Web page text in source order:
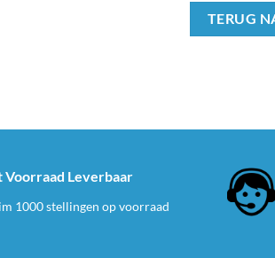
TERUG
Voorraad Leverbaar
1000 stellingen op voorraad